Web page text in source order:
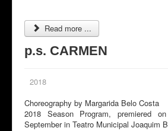
Read more ...
p.s. CARMEN
2018
Choreography by Margarida Belo Costa
2018 Season Program, premiered
September in Teatro Municipal Joaquim